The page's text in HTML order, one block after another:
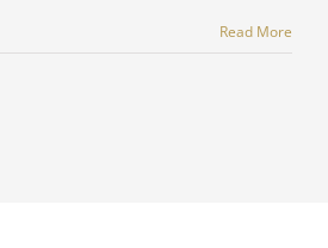
Read More